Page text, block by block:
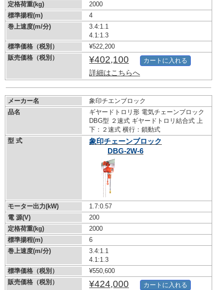
定格荷重(kg)
2000
標準揚程(m)
4
巻上速度(m/分)
3.4:1.1
4.1:1.3
標準価格（税別）
¥522,200
販売価格（税別）
¥402,100
詳細はこちらへ
カートに入れる
メーカー名
象印チエンブロック
品名
ギヤードトロリ形 電気チェーンブロック
DBG型 ２速式 ギヤードトロリ結合式 上
下：２速式 横行：鎖動式
型 式
象印チェーンブロック
DBG-2W-6
モーター出力(kW)
1.7:0.57
電 源(V)
200
定格荷重(kg)
2000
標準揚程(m)
6
巻上速度(m/分)
3.4:1.1
4.1:1.3
標準価格（税別）
¥550,600
販売価格（税別）
¥424,000 カートに入れる